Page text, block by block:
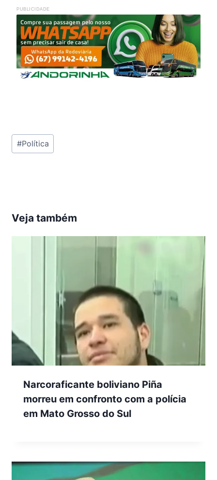
PUBLICIDADE
Tags
do
#Política
Veja também
Narcoraficante boliviano Piña
morreu em confronto com a polícia
em Mato Grosso do Sul